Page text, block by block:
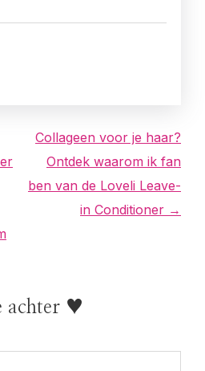
Collageen voor je haar?
Ontdek waarom ik fan
ben van de Loveli Leave-
in Conditioner →
achter ♥